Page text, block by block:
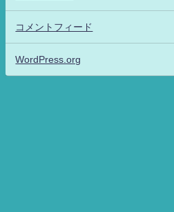
コメントフィード
WordPress.org